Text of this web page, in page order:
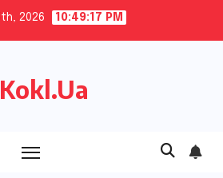
2026 10:49:18 PM
Kokl.Ua